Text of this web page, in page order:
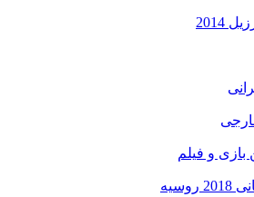
2014
و فیلم